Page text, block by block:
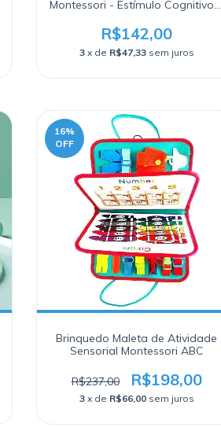
Montessori - Estímulo Cognitivo e
Crianças
R$142,00
3 x de R$47,33 sem juros
16%
OFF
Brinquedo Maleta de Atividade
Sensorial Montessori ABC
R$237,00 R$198,00
3 x de R$66,00 sem juros